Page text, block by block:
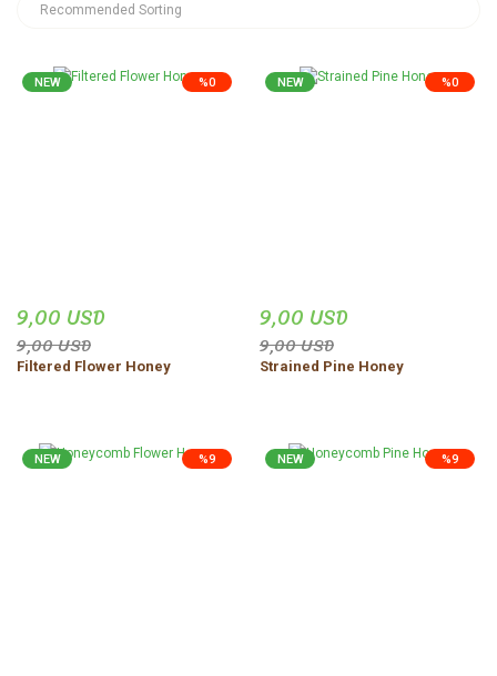
%0
NEW
9,00 USD
9,00 USD
Filtered Flower Honey
%0
NEW
9,00 USD
9,00 USD
Strained Pine Honey
%9
NEW %9
NEW